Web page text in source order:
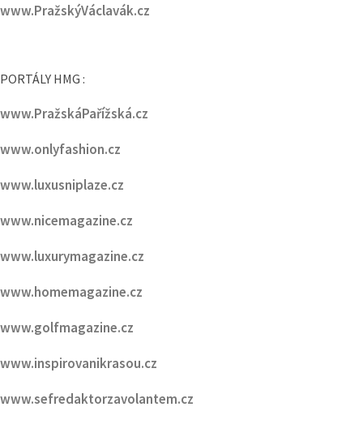
PORTÁLY HMG :
www.onlyfashion.cz
www.luxusniplaze.cz
www.nicemagazine.cz
www.luxurymagazine.cz
www.homemagazine.cz
www.golfmagazine.cz
www.inspirovanikrasou.cz
www.sefredaktorzavolantem.cz
www.rozhovoryzavolantem.cz
www.bydletestylove.cz